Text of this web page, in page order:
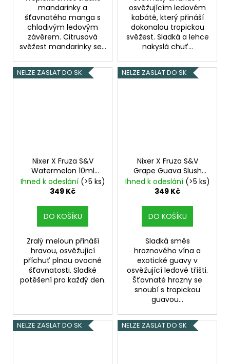
mandarinky a
šťavnatého manga s
chladivým ledovým
závěrem. Citrusová
svěžest mandarinky se...
osvěžujícím ledovém
kabátě, který přináší
dokonalou tropickou
svěžest. Sladká a lehce
nakyslá chuť...
NELZE ZASLAT DO SK
Nixer X Fruza S&V
Watermelon 10ml
Vodní meloun
Ihned k odeslání (>5 ks)
349 Kč
DO KOŠÍKU
Zralý meloun přináší
hravou, osvěžující
příchuť plnou ovocné
šťavnatosti. Sladké
potěšení pro každý den.
NELZE ZASLAT DO SK
Nixer X Fruza S&V
Grape Guava Slush
10mlChladivé
hroznové víno s
Ihned k odeslání (>5 ks)
349 Kč
DO KOŠÍKU
Sladká směs
hroznového vína a
exotické guavy v
osvěžující ledové tříšti.
Šťavnaté hrozny se
snoubí s tropickou
guavou...
NELZE ZASLAT DO SK NELZE ZASLAT DO SK